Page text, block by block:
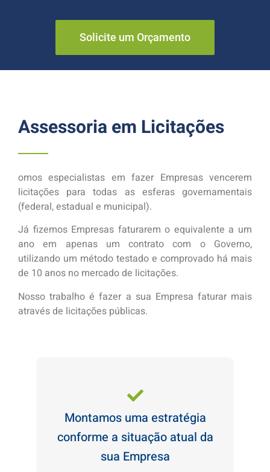
Solicite um Orçamento
Assessoria em Licitações
omos especialistas em fazer Empresas vencerem
licitações para todas as esferas governamentais
(federal, estadual e municipal).
Já fizemos Empresas faturarem o equivalente a um
ano em apenas um contrato com o Governo,
utilizando um método testado e comprovado há mais
de 10 anos no mercado de licitações.
Nosso trabalho é fazer a sua Empresa faturar mais
através de licitações públicas.
Montamos uma estratégia
conforme a situação atual da
sua Empresa